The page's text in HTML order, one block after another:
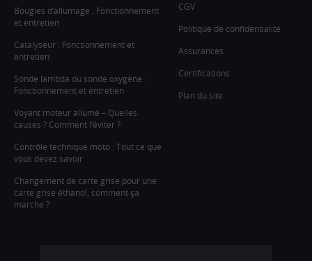
Bougies d’allumage : Fonctionnement
et entretien
Catalyseur : Fonctionnement et
entretien
Sonde lambda ou sonde oxygène :
Fonctionnement et entretien
Voyant moteur allumé – Quelles
causes ? Comment l’éviter ?
Contrôle technique moto : Tout ce que
vous devez savoir
Changement de carte grise pour une
carte grise éthanol, comment ça
marche ?
CGV
Politique de confidentialité
Assurances
Certifications
Plan du site